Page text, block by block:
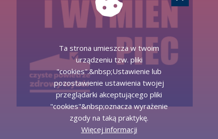
Ta strona umieszcza w twoim
urządzeniu tzw. pliki
"cookies".&nbsp;Ustawienie lub
pozostawienie ustawienia twojej
przeglądarki akceptującego pliki
"cookies"&nbsp;oznacza wyrażenie
zgody na taką praktykę.
Więcej informacji